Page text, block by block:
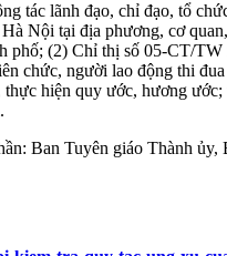
tác lãnh đạo, chỉ đạo, tổ
Nội tại địa phương, cơ
phố; (2) Chỉ thị số 05-CT/
chức, người lao động thi
thực hiện quy ước, hương
Ban Tuyên giáo Thành